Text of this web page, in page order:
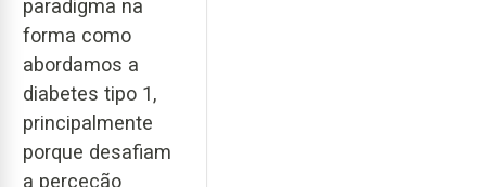
paradigma na
forma como
abordamos a
diabetes tipo 1,
principalmente
porque desafiam
a perceção